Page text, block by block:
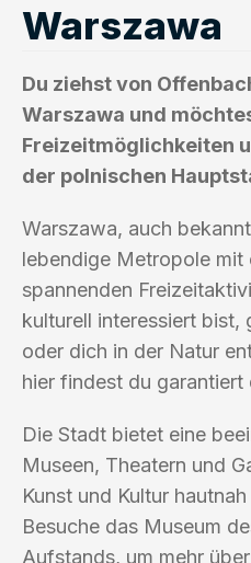
Warszawa
Du ziehst von
Warszawa und
Freizeitmöglichkeiten
der polnischen
Warszawa, auch
lebendige Metropole mit
spannenden
kulturell interessiert bist,
oder dich in der Natur
hier findest du
Die Stadt bietet eine
Museen, Theatern und
Kunst und Kultur
Besuche das Museum
Aufstands, um mehr